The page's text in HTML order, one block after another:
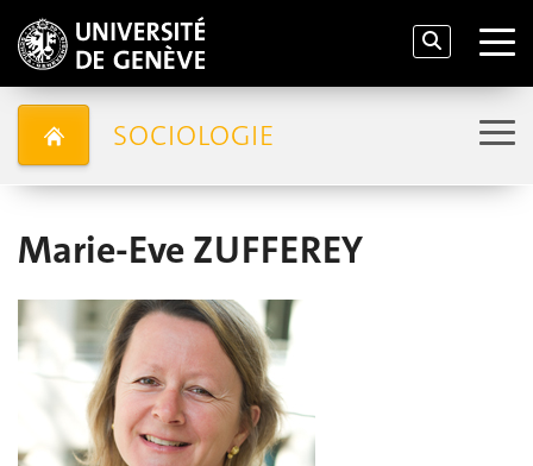
SOCIOLOGIE
Marie-Eve ZUFFEREY